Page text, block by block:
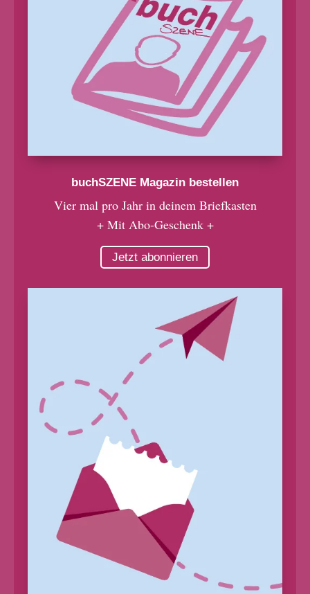
buchSZENE Magazin bestellen
Vier mal pro Jahr in deinem Briefkasten
+ Mit Abo-Geschenk +
Jetzt abonnieren